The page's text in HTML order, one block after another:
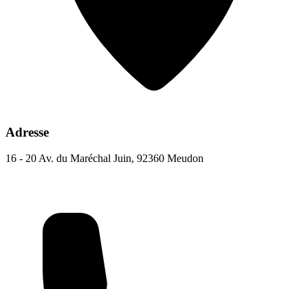
Adresse
16 - 20 Av. du Maréchal Juin, 92360 Meudon